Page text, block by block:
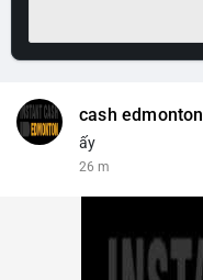
cash edmonton
ấy
26 m